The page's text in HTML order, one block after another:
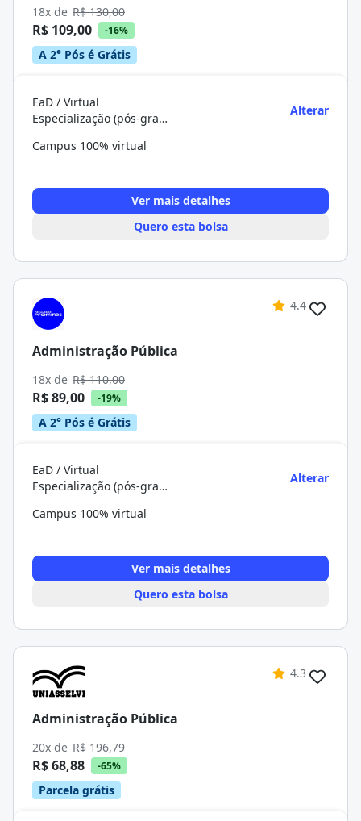
18x de R$ 130,00
R$ 109,00 -16%
A 2° Pós é Grátis
EaD / Virtual
Especialização (pós-graduação)
Alterar
Campus 100% virtual
Ver mais detalhes
Quero esta bolsa
4.4
Administração Pública
18x de R$ 110,00
R$ 89,00 -19%
A 2° Pós é Grátis
EaD / Virtual
Especialização (pós-graduação)
Alterar
Campus 100% virtual
Ver mais detalhes
Quero esta bolsa
4.3
Administração Pública
20x de R$ 196,79
R$ 68,88 -65%
Parcela grátis